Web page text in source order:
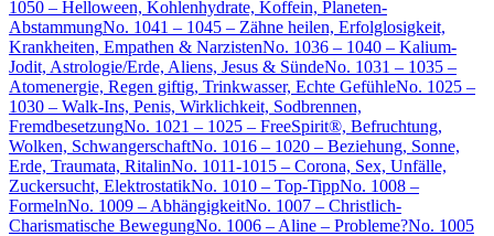
1050 – Helloween, Kohlenhydrate, Koffein, Planeten-
AbstammungNo. 1041 – 1045 – Zähne heilen, Erfolglosigkeit,
Krankheiten, Empathen & NarzistenNo. 1036 – 1040 – Kalium-
Jodit, Astrologie/Erde, Aliens, Jesus & SündeNo. 1031 – 1035 –
Atomenergie, Regen giftig, Trinkwasser, Echte GefühleNo. 1025 –
1030 – Walk-Ins, Penis, Wirklichkeit, Sodbrennen,
FremdbesetzungNo. 1021 – 1025 – FreeSpirit®, Befruchtung,
Wolken, SchwangerschaftNo. 1016 – 1020 – Beziehung, Sonne,
Erde, Traumata, RitalinNo. 1011-1015 – Corona, Sex, Unfälle,
Zuckersucht, ElektrostatikNo. 1010 – Top-TippNo. 1008 –
FormelnNo. 1009 – AbhängigkeitNo. 1007 – Christlich-
Charismatische BewegungNo. 1006 – Aline – Probleme?No. 1005